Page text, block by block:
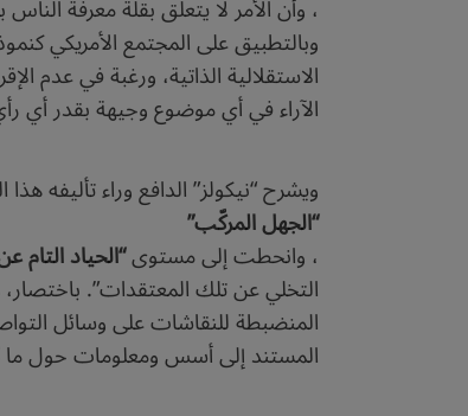
، وأن الأمر لا يتعلق بقلة معرفة
وبالتطبيق على المجتمع الأمريكي
الاستقلالية الذاتية، ورغبة في عدم
الآراء في أي موضوع وجيهة بقدر أي
ويشرح “نيكولز” الدافع وراء
“الجهل المركّب”
، وانحطت إلى مستوى“الحياد
التخلي عن تلك المعتقدات”.
المنضبطة للنقاشات على وسائل
المستند إلى أسس ومعلومات حول ما